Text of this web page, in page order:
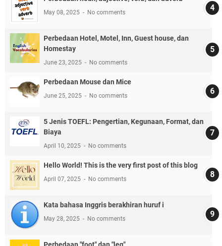
May 08, 2025 No comments
Perbedaan Hotel, Motel, Inn, Guest house, dan
Homestay
June 23, 2025 No comments
Perbedaan Mouse dan Mice
June 25, 2025 No comments
5 Jenis TOEFL: Pengertian, Kegunaan, Format, dan
Biaya
April 10, 2025 No comments
Hello World! This is the very first post of this blog
April 07, 2025 No comments
Kata bahasa Inggris berakhiran huruf i
May 28, 2025 No comments
Perbedaan "foot" dan "leg"